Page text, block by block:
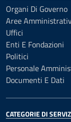
Organi Di Governo
Aree
Uffici
Enti E Fondazioni
Politici
Personale
Documenti E Dati
CATEGORIE DI